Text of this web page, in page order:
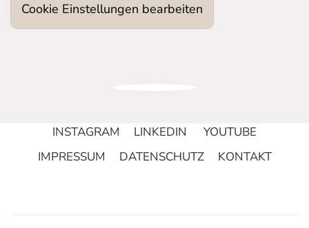
Cookie Einstellungen bearbeiten
INSTAGRAM LINKEDIN
YOUTUBE
IMPRESSUM
DATENSCHUTZ KONTAKT